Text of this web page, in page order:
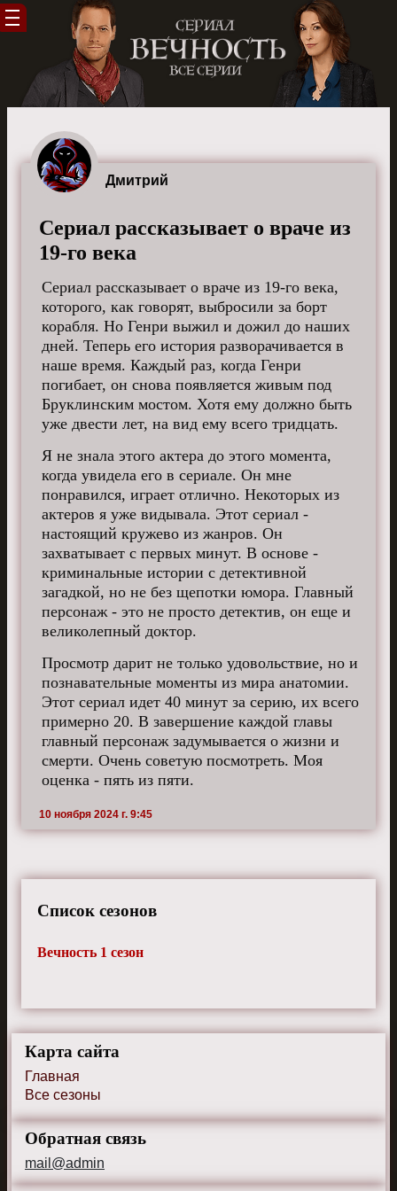
Дмитрий
Сериал рассказывает о враче из
19-го века
Сериал рассказывает о враче из 19-го века,
которого, как говорят, выбросили за борт
корабля. Но Генри выжил и дожил до наших
дней. Теперь его история разворачивается в
наше время. Каждый раз, когда Генри
погибает, он снова появляется живым под
Бруклинским мостом. Хотя ему должно быть
уже двести лет, на вид ему всего тридцать.
Я не знала этого актера до этого момента,
когда увидела его в сериале. Он мне
понравился, играет отлично. Некоторых из
актеров я уже видывала. Этот сериал -
настоящий кружево из жанров. Он
захватывает с первых минут. В основе -
криминальные истории с детективной
загадкой, но не без щепотки юмора. Главный
персонаж - это не просто детектив, он еще и
великолепный доктор.
Просмотр дарит не только удовольствие, но и
познавательные моменты из мира анатомии.
Этот сериал идет 40 минут за серию, их всего
примерно 20. В завершение каждой главы
главный персонаж задумывается о жизни и
смерти. Очень советую посмотреть. Моя
оценка - пять из пяти.
10 ноября 2024 г. 9:45
Список сезонов
Вечность 1 сезон
Карта сайта
Главная
Все сезоны
Обратная связь
mail@admin